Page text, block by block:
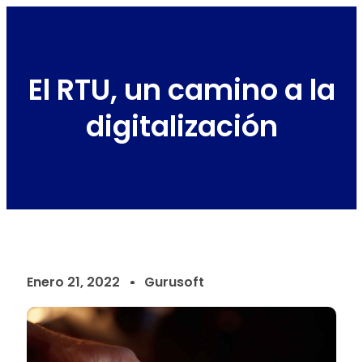
El RTU, un camino a la
digitalización
Enero 21, 2022 Gurusoft